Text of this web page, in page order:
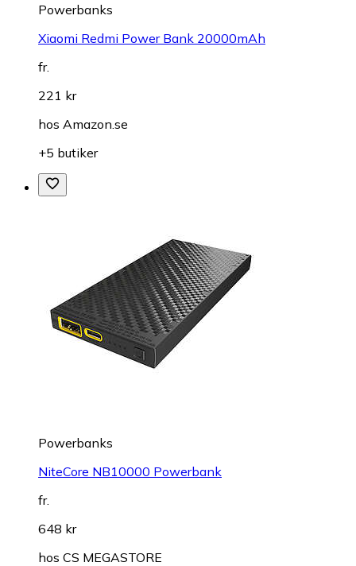
Powerbanks
Xiaomi Redmi Power Bank 20000mAh
fr.
221 kr
hos Amazon.se
+5 butiker
Powerbanks
NiteCore NB10000 Powerbank
fr.
648 kr
hos CS MEGASTORE